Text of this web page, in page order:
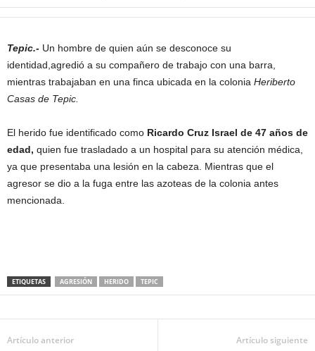
Tepic.- Un hombre de quien aún se desconoce su
identidad,agredió a su compañero de trabajo con una barra,
mientras trabajaban en una finca ubicada en la colonia Heriberto
Casas de Tepic.
El herido fue identificado como Ricardo Cruz Israel de 47 años de
edad, quien fue trasladado a un hospital para su atención médica,
ya que presentaba una lesión en la cabeza. Mientras que el
agresor se dio a la fuga entre las azoteas de la colonia antes
mencionada.
ETIQUETAS AGRESIÓN HERIDO TEPIC
Artículo anterior Artículo siguiente